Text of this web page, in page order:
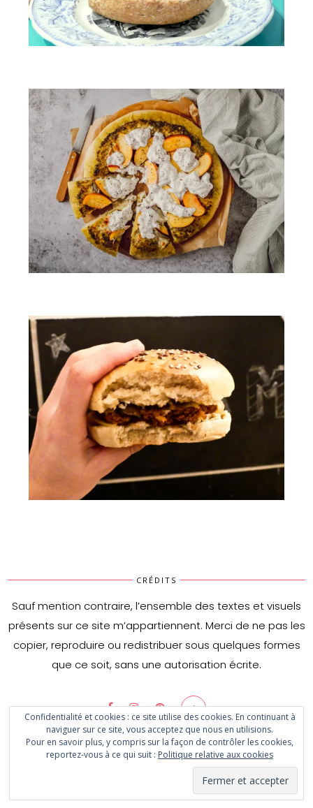
CRÉDITS
Sauf mention contraire, l’ensemble des textes et visuels
présents sur ce site m’appartiennent. Merci de ne pas les
copier, reproduire ou redistribuer sous quelques formes
que ce soit, sans une autorisation écrite.
© 2020 The kitchen of happiness. All Rights Reserved - Designed by
Confidentialité et cookies : ce site utilise des cookies. En continuant à
naviguer sur ce site, vous acceptez que nous en utilisions.
Pour en savoir plus, y compris sur la façon de contrôler les cookies,
reportez-vous à ce qui suit : Politique relative aux cookies